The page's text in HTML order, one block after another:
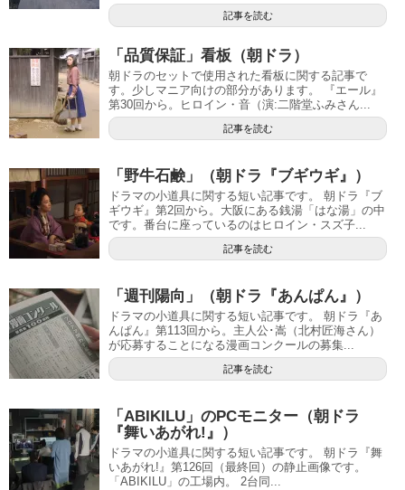
記事を読む
「品質保証」看板（朝ドラ）
朝ドラのセットで使用された看板に関する記事で
す。少しマニア向けの部分があります。 『エール』
第30回から。ヒロイン・音（演:二階堂ふみさん...
記事を読む
「野牛石鹸」（朝ドラ『ブギウギ』）
ドラマの小道具に関する短い記事です。 朝ドラ『ブ
ギウギ』第2回から。大阪にある銭湯「はな湯」の中
です。番台に座っているのはヒロイン・スズ子...
記事を読む
「週刊陽向」（朝ドラ『あんぱん』）
ドラマの小道具に関する短い記事です。 朝ドラ『あ
んぱん』第113回から。主人公･嵩（北村匠海さん）
が応募することになる漫画コンクールの募集...
記事を読む
「ABIKILU」のPCモニター（朝ドラ
『舞いあがれ!』）
ドラマの小道具に関する短い記事です。 朝ドラ『舞
いあがれ!』第126回（最終回）の静止画像です。
「ABIKILU」の工場内。 2台同...